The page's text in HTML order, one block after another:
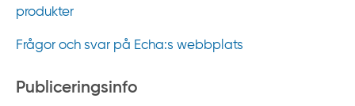
produkter
Frågor och svar på Echa:s webbplats
Publiceringsinfo